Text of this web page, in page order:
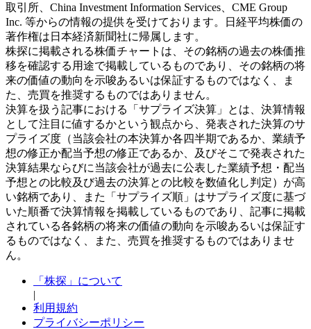
取引所、China Investment Information Services、CME Group
Inc. 等からの情報の提供を受けております。日経平均株価の
著作権は日本経済新聞社に帰属します。
株探に掲載される株価チャートは、その銘柄の過去の株価推
移を確認する用途で掲載しているものであり、その銘柄の将
来の価値の動向を示唆あるいは保証するものではなく、ま
た、売買を推奨するものではありません。
決算を扱う記事における「サプライズ決算」とは、決算情報
として注目に値するかという観点から、発表された決算のサ
プライズ度（当該会社の本決算か各四半期であるか、業績予
想の修正か配当予想の修正であるか、及びそこで発表された
決算結果ならびに当該会社が過去に公表した業績予想・配当
予想との比較及び過去の決算との比較を数値化し判定）が高
い銘柄であり、また「サプライズ順」はサプライズ度に基づ
いた順番で決算情報を掲載しているものであり、記事に掲載
されている各銘柄の将来の価値の動向を示唆あるいは保証す
るものではなく、また、売買を推奨するものではありませ
ん。
「株探」について
|
利用規約
プライバシーポリシー